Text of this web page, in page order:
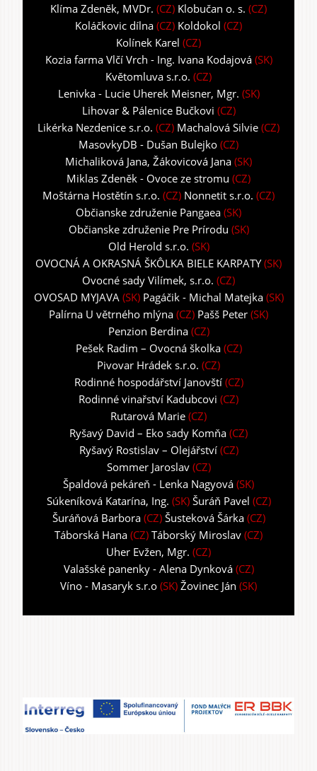
Klíma Zdeněk, MVDr. (CZ) Klobučan o. s. (CZ)
Koláčkovic dílna (CZ) Koldokol (CZ)
Kolínek Karel (CZ)
Kozia farma Vlčí Vrch - Ing. Ivana Kodajová(SK)
Květomluva s.r.o. (CZ)
Lenivka - Lucie Uherek Meisner, Mgr. (SK)
Lihovar & Pálenice Bučkovi (CZ)
Likérka Nezdenice s.r.o. (CZ) Machalová Silvie (CZ)
MasovkyDB - Dušan Bulejko (CZ)
Michaliková Jana, Žákovicová Jana (SK)
Miklas Zdeněk - Ovoce ze stromu (CZ)
Moštárna Hostětín s.r.o. (CZ) Nonnetit s.r.o. (CZ)
Občianske združenie Pangaea (SK)
Občianske združenie Pre Prírodu (SK)
Old Herold s.r.o. (SK)
OVOCNÁ A OKRASNÁ ŠKÔLKA BIELE KARPATY(SK)
Ovocné sady Vilímek, s.r.o. (CZ)
OVOSAD MYJAVA(SK) Pagáčik - Michal Matejka(SK)
Palírna U větrného mlýna (CZ) Pašš Peter (SK)
Penzion Berdina(CZ)
Pešek Radim – Ovocná školka(CZ)
Pivovar Hrádek s.r.o. (CZ)
Rodinné hospodářství Janovští (CZ)
Rodinné vinařství Kadubcovi (CZ)
Rutarová Marie (CZ)
Ryšavý David – Eko sady Komňa (CZ)
Ryšavý Rostislav – Olejářství(CZ)
Sommer Jaroslav(CZ)
Špaldová pekáreň - Lenka Nagyová (SK)
Súkeníková Katarína, Ing. (SK) Šuráň Pavel (CZ)
Šuráňová Barbora(CZ) Šusteková Šárka(CZ)
Táborská Hana (CZ) Táborský Miroslav (CZ)
Uher Evžen, Mgr. (CZ)
Valašské panenky - Alena Dynková(CZ)
Víno - Masaryk s.r.o (SK) Žovinec Ján (SK)